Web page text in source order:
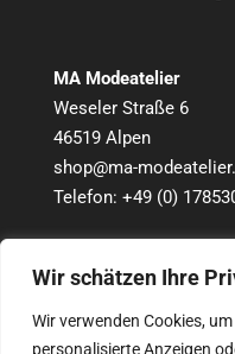
Wir schätzen Ihre
Wir verwenden Cookies,
personalisierte Anzeigen
MA Modeatelier
Weseler Straße 6
46519 Alpen
shop@ma-
Telefon: +49 (0)
Kontodetails